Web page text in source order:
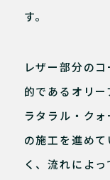
す。
レザー部分の
的であるオリ
ラタラル・ク
の施工を進め
く、流れによ